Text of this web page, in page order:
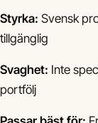
Styrka: Svensk
tillgänglig
Svaghet: Inte
portfölj